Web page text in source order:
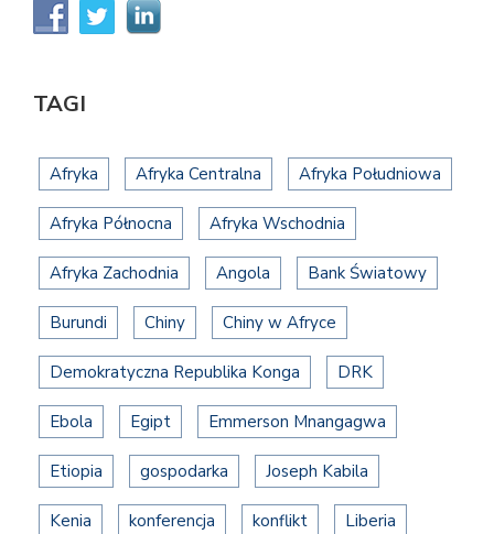
TAGI
Afryka Afryka Centralna Afryka Południowa
Afryka Północna Afryka Wschodnia
Afryka Zachodnia Angola Bank Światowy
Burundi Chiny Chiny w Afryce
Demokratyczna Republika Konga DRK
Ebola Egipt Emmerson Mnangagwa
Etiopia gospodarka Joseph Kabila
Kenia konferencja konflikt Liberia